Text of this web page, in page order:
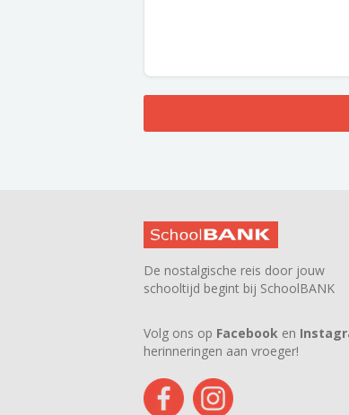
De nostalgische reis door jouw
schooltijd begint bij SchoolBANK
Volg ons op Facebook en
herinneringen aan vroeger!